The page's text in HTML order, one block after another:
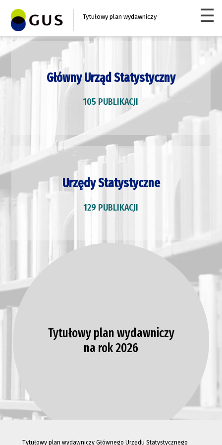
Tytułowy plan wydawniczy ☰
Główny Urząd Statystyczny
105 PUBLIKACJI
Urzędy Statystyczne
129 PUBLIKACJI
Tytułowy plan wydawniczy
na rok 2026
Tytułowy plan wydawniczy Głównego Urzędu Statystycznego